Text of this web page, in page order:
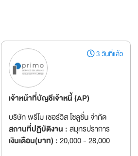
3 วันที่แล้ว
เจ้าหน้าที่บัญชีเจ้าหนี้ (AP)
บริษัท พรีโม เซอร์วิส โซลูชั่น จำกัด
สถานที่ปฏิบัติงาน :สมุทรปราการ
เงินเดือน(บาท) :20,000 - 28,000